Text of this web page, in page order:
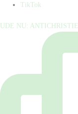
TikTok
UDE NU: